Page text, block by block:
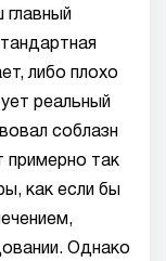
либо плохо
реальный
соблазн
примерно так
как если бы
Однако